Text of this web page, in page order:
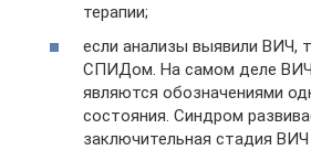
терапии;
если анализы выявили ВИЧ,
СПИДом. На самом деле
являются обозначениями
состояния. Синдром
заключительная стадия ВИЧ